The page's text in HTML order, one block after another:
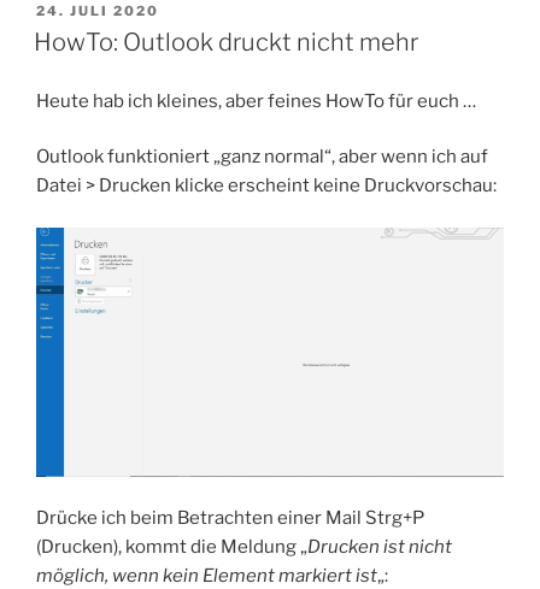
VERÖFFENTLICHT
AM
24. JULI 2020
HowTo: Outlook druckt nicht mehr
Heute hab ich kleines, aber feines HowTo für euch …
Outlook funktioniert „ganz normal“, aber wenn ich auf
Datei > Drucken klicke erscheint keine Druckvorschau:
Drücke ich beim Betrachten einer Mail Strg+P
(Drucken), kommt die Meldung „Drucken ist nicht
möglich, wenn kein Element markiert ist„: